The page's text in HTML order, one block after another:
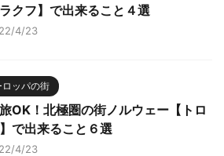
ラクフ】で出来ること４選
4/23
ロッパの街
OK！北極圏の街ノルウェー【トロ
で出来ること６選
4/23